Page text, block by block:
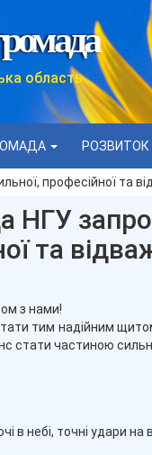
область
професійної та
НГУ
та
з нами!
тим надійним
стати частиною
в небі, точні удари на